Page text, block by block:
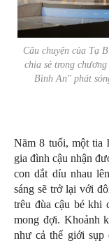
Câu chuyện của Tạ
chia sẻ trong
Bình An" phát
Năm 8 tuổi, một tia
gia đình cậu nhận
con dắt díu nhau
sáng sẽ trở lại với
trêu đùa cậu bé khi
mong đợi. Khoảnh
như cả thế giới